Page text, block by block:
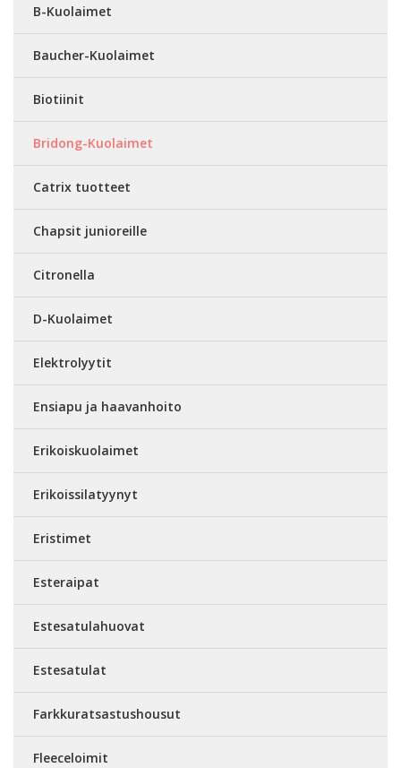
B-Kuolaimet
Baucher-Kuolaimet
Biotiinit
Bridong-Kuolaimet
Catrix tuotteet
Chapsit junioreille
Citronella
D-Kuolaimet
Elektrolyytit
Ensiapu ja haavanhoito
Erikoiskuolaimet
Erikoissilatyynyt
Eristimet
Esteraipat
Estesatulahuovat
Estesatulat
Farkkuratsastushousut
Fleeceloimit